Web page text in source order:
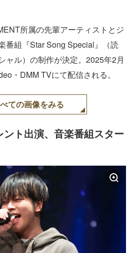
所属の先輩アーティストとジ
番組『Star Song Special』（読
ャル）の制作が決定。2025年2月
・DMM TVにて配信される。
ての画像をみる
ント出演、音楽番組スター